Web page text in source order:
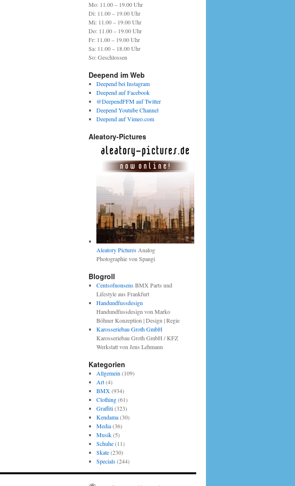
Mo: 11.00 – 19.00 Uhr
Di: 11.00 – 19.00 Uhr
Mi: 11.00 – 19.00 Uhr
Do: 11.00 – 19.00 Uhr
Fr: 11.00 – 19.00 Uhr
Sa: 11.00 – 18.00 Uhr
So: Geschlossen
Deepend im Web
Deepend bei Instagram
Deepend auf Facebook
@DeependFFM auf Twitter
Deepend Youtube Channel
Deepend auf Vimeo.com
Aleatory-Pictures
Aleatory PicturesAnalog
Photographie von Spangi
Blogroll
CentsofnonsensBMX Parts und
Lifestyle aus Frankfurt
Handundfussdesign
Handundfussdesign von Marko
Böhner Konzeption | Design | Regie
Karosseriebau Groth GmbH
Karosseriebau Groth GmbH / KFZ
Werkstatt von Jens Lehmann
Kategorien
Allgemein (109)
Art(4)
BMX(934)
Clothing(61)
Graffiti(323)
Kendama(30)
Media(36)
Musik(5)
Schuhe(11)
Skate(230)
Specials(244)